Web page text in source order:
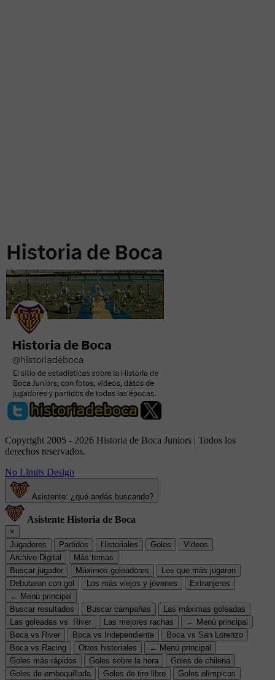
Copyright 2005 - 2026 Historia de Boca Juniors | Todos los
derechos reservados.
No Limits Design
Asistente: ¿qué andás buscando?
Asistente Historia de Boca
×
Jugadores
Partidos Historiales Goles
Videos
Archivo Digital
Más temas
Buscar jugador
Máximos goleadores
Los que más jugaron
Debutaron con gol
Los más viejos y jóvenes
Extranjeros
← Menú principal
Buscar resultados
Buscar campañas
Las máximas goleadas
Las goleadas vs. River
Las mejores rachas
← Menú principal
Boca vs River
Boca vs Independiente
Boca vs San Lorenzo
Boca vs Racing
Otros historiales
← Menú principal
Goles más rápidos
Goles sobre la hora
Goles de chilena
Goles de emboquillada
Goles de tiro libre Goles olímpicos